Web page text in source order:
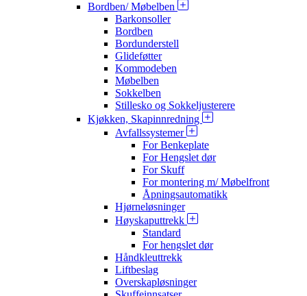
Bordben/ Møbelben
Barkonsoller
Bordben
Bordunderstell
Glideføtter
Kommodeben
Møbelben
Sokkelben
Stillesko og Sokkeljusterere
Kjøkken, Skapinnredning
Avfallssystemer
For Benkeplate
For Hengslet dør
For Skuff
For montering m/ Møbelfront
Åpningsautomatikk
Hjørneløsninger
Høyskaputtrekk
Standard
For hengslet dør
Håndkleuttrekk
Liftbeslag
Overskapløsninger